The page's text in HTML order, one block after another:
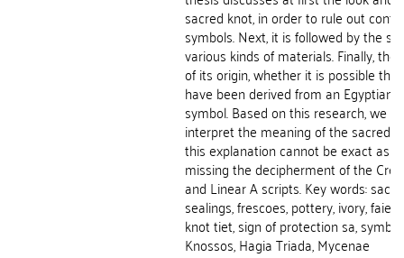
sacred knot, in order to rule out
symbols. Next, it is followed by the
various kinds of materials. Finally,
of its origin, whether it is possible
have been derived from an Egyptian
symbol. Based on this research, we
interpret the meaning of the sacred
this explanation cannot be exact as
missing the decipherment of the
and Linear A scripts. Key words:
sealings, frescoes, pottery, ivory,
knot tiet, sign of protection sa,
Knossos, Hagia Triada, Mycenae